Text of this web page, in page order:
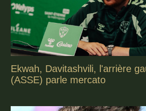
Ekwah, Davitashvili, l'arrière
(ASSE) parle mercato